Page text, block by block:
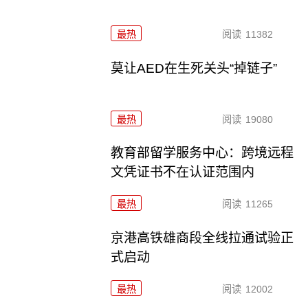
最热 阅读 11382
莫让AED在生死关头“掉链子”
最热 阅读 19080
教育部留学服务中心：跨境远程
文凭证书不在认证范围内
最热 阅读 11265
京港高铁雄商段全线拉通试验正
式启动
最热 阅读 12002